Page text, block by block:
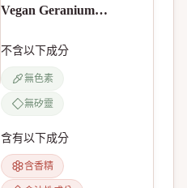
Vegan Geranium
Hand Balm 125ml
不含以下成分
無色素
無矽靈
含有以下成分
含香精